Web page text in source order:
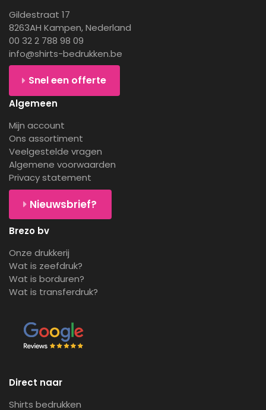
Gildestraat 17
8263AH Kampen, Nederland
00 32 2 788 98 09
info@shirts-bedrukken.be
Snel een offerte
Algemeen
Mijn account
Ons assortiment
Veelgestelde vragen
Algemene voorwaarden
Privacy statement
Nieuwsbrief?
Brezo bv
Onze drukkerij
Wat is zeefdruk?
Wat is borduren?
Wat is transferdruk?
Direct naar
Shirts bedrukken